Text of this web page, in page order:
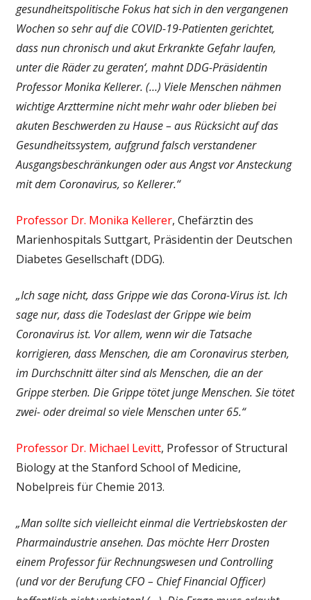
gesundheitspolitische Fokus hat sich in den vergangenen
Wochen so sehr auf die COVID-19-Patienten gerichtet,
dass nun chronisch und akut Erkrankte Gefahr laufen,
unter die Räder zu geraten‘, mahnt DDG-Präsidentin
Professor Monika Kellerer. (…) Viele Menschen nähmen
wichtige Arzttermine nicht mehr wahr oder blieben bei
akuten Beschwerden zu Hause – aus Rücksicht auf das
Gesundheitssystem, aufgrund falsch verstandener
Ausgangsbeschränkungen oder aus Angst vor Ansteckung
mit dem Coronavirus, so Kellerer.“
Professor Dr. Monika Kellerer, Chefärztin des
Marienhospitals Suttgart, Präsidentin der Deutschen
Diabetes Gesellschaft (DDG).
„Ich sage nicht, dass Grippe wie das Corona-Virus ist. Ich
sage nur, dass die Todeslast der Grippe wie beim
Coronavirus ist. Vor allem, wenn wir die Tatsache
korrigieren, dass Menschen, die am Coronavirus sterben,
im Durchschnitt älter sind als Menschen, die an der
Grippe sterben. Die Grippe tötet junge Menschen. Sie tötet
zwei- oder dreimal so viele Menschen unter 65.“
Professor Dr. Michael Levitt, Professor of Structural
Biology at the Stanford School of Medicine,
Nobelpreis für Chemie 2013.
„Man sollte sich vielleicht einmal die Vertriebskosten der
Pharmaindustrie ansehen. Das möchte Herr Drosten
einem Professor für Rechnungswesen und Controlling
(und vor der Berufung CFO – Chief Financial Officer)